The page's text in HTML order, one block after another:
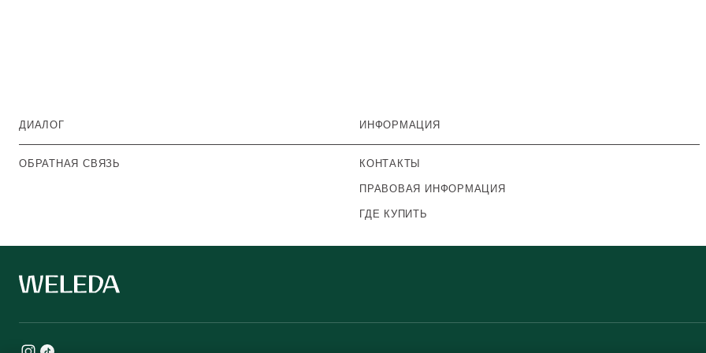
ДИАЛОГ
ОБРАТНАЯ СВЯЗЬ
ИНФОРМАЦИЯ
КОНТАКТЫ
ПРАВОВАЯ ИНФОРМАЦИЯ
ГДЕ КУПИТЬ